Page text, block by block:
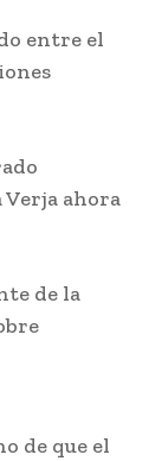
entre el
Verja ahora
de la
de que el